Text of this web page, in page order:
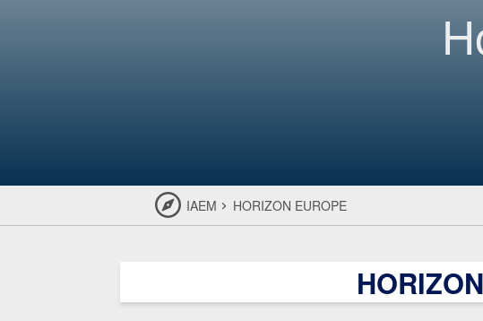
IAEM HORIZON EUROPE